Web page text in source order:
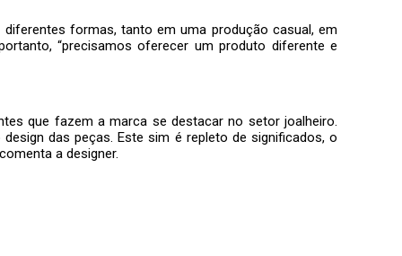
formas, tanto em uma produção casual, em
“precisamos oferecer um produto diferente e
que fazem a marca se destacar no setor joalheiro.
das peças. Este sim é repleto de significados, o
a designer.